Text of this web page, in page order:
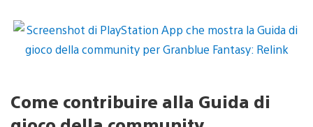
di
gioco
della
community
Fantasy:
Relink"
Come contribuire alla Guida di